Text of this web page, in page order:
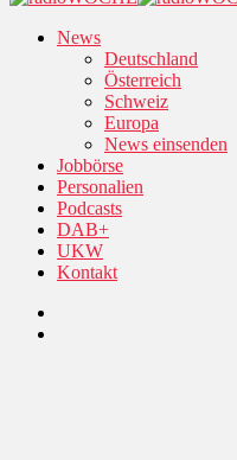
News
Deutschland
Österreich
Schweiz
Europa
News einsenden
Jobbörse
Personalien
Podcasts
DAB+
UKW
Kontakt